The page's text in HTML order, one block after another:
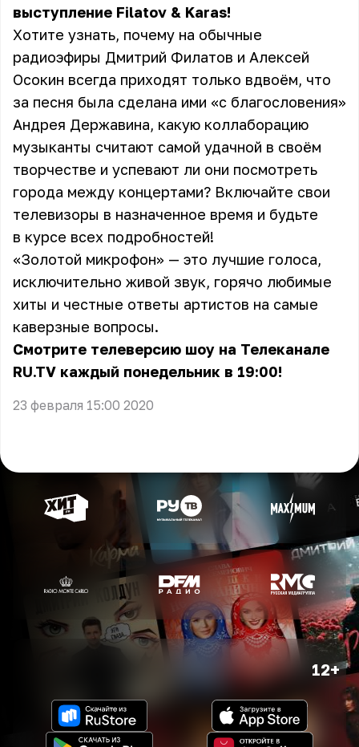
выступление Filatov & Karas!
Хотите узнать, почему на обычные
радиоэфиры Дмитрий Филатов и Алексей
Осокин всегда приходят только вдвоём, что
за песня была сделана ими «с благословения»
Андрея Державина, какую коллаборацию
музыканты считают самой удачной в своём
творчестве и успевают ли они посмотреть
города между концертами? Включайте свои
телевизоры в назначенное время и будьте
в курсе всех подробностей!
«Золотой микрофон» — это лучшие голоса,
исключительно живой звук, горячо любимые
хиты и честные ответы артистов на самые
каверзные вопросы.
Смотрите телеверсию шоу на Телеканале
RU.TV каждый понедельник в 19:00!
23 февраля 15:00 2020
12+